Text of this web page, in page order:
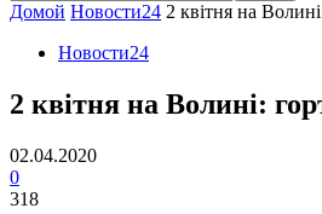
Домой Новости24 2 квітня на
Новости24
2 квітня на Волині:
02.04.2020
0
318